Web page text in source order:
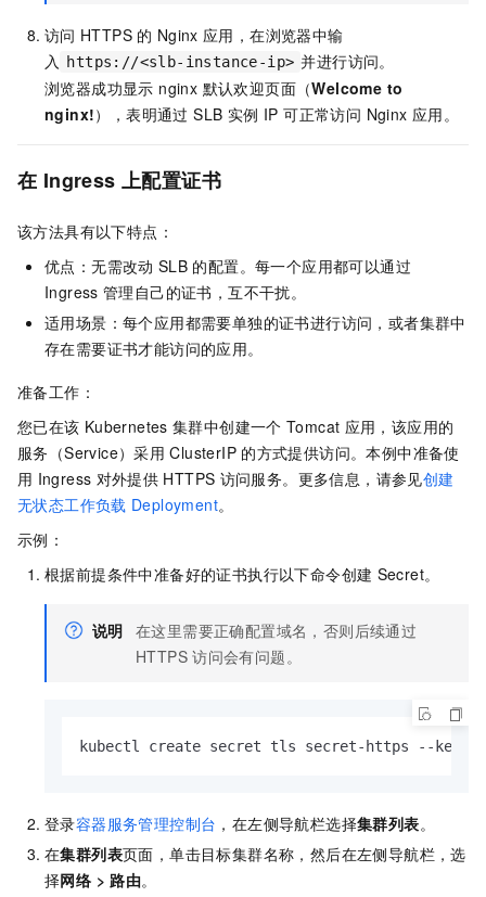
访问 HTTPS 的 Nginx 应用，在浏览器中输
入
https://<slb-instance-ip> 并进行访问。
浏览器成功显示 nginx 默认欢迎页面（Welcome to
nginx!），表明通过 SLB 实例 IP 可正常访问 Nginx 应用。
在 Ingress 上配置证书
该方法具有以下特点：
优点：无需改动 SLB 的配置。每一个应用都可以通过
Ingress 管理自己的证书，互不干扰。
适用场景：每个应用都需要单独的证书进行访问，或者集群中
存在需要证书才能访问的应用。
准备工作：
您已在该 Kubernetes 集群中创建一个 Tomcat 应用，该应用的
服务（Service）采用 ClusterIP 的方式提供访问。本例中准备使
用 Ingress 对外提供 HTTPS 访问服务。更多信息，请参见创建
无状态工作负载 Deployment。
示例：
根据前提条件中准备好的证书执行以下命令创建 Secret。
说明 在这里需要正确配置域名，否则后续通过
HTTPS 访问会有问题。
kubectl create secret tls secret-https
登录容器服务管理控制台 ，在左侧导航栏选择集群列表。
在集群列表页面，单击目标集群名称，然后在左侧导航栏，选
择网络 > 路由。